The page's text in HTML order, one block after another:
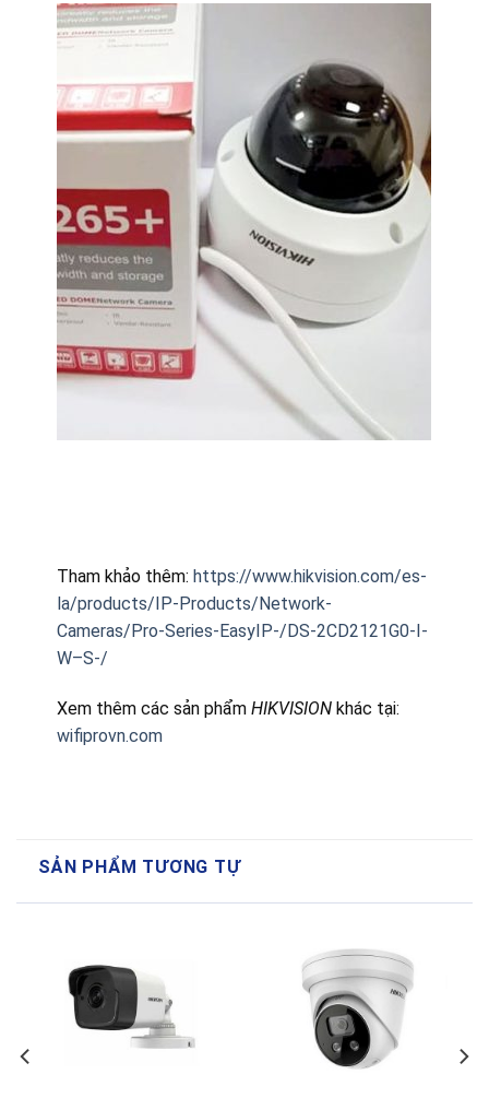
Tham khảo thêm: https://www.hikvision.com/es-
la/products/IP-Products/Network-
Cameras/Pro-Series-EasyIP-/DS-2CD2121G0-I-
W–S-/
Xem thêm các sản phẩm HIKVISIONkhác tại:
wifiprovn.com
SẢN PHẨM TƯƠNG TỰ